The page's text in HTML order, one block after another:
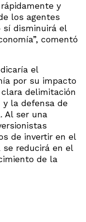
y
los agentes
sí disminuirá el
comentó
el
por su impacto
delimitación
y la defensa de
Al ser una
de invertir en el
se reducirá en el
de la